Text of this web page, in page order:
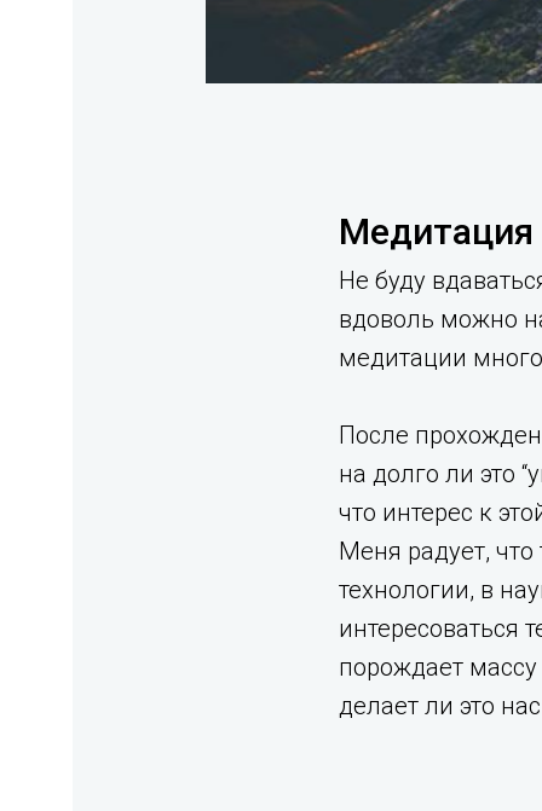
Медитация
Не буду
вдоволь можно
медитации
После
на долго ли это
что интерес к
Меня радует,
технологии, в
интересоваться
порождает
делает ли это